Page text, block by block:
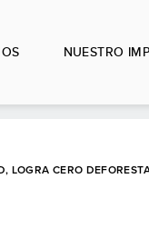
NUESTRO
LOGRA CERO